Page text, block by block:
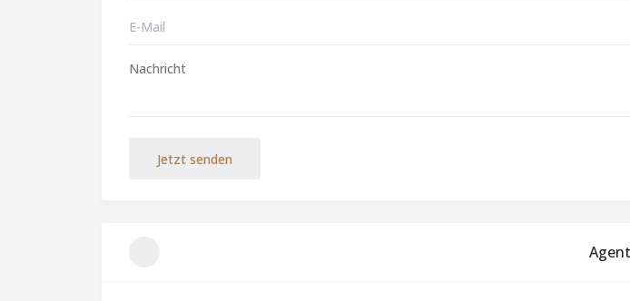
Jetzt senden